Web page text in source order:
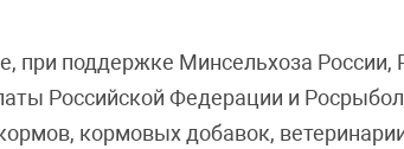
при поддержке Минсельхоза России,
Российской Федерации и
кормовых добавок,